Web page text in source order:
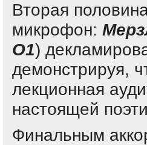
Вторая
микрофон:
О1)
демонстрируя,
лекционная
настоящей
Финальным